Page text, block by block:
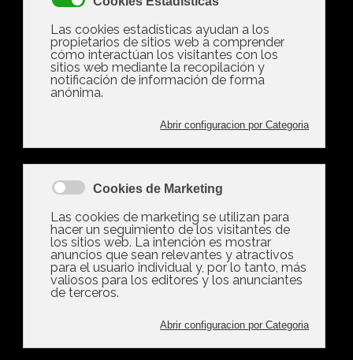
comunidades de vecinos
pueden prohibir la presencia de
mascotas en la vivienda
normas de convivencia deben estar recogidas en
unanimidad
Tres años después de la aprobación de la Ley de
Bienestar Animal la tenencia de mascotas en
pisos sigue generando dudas entre los
propietarios. Dicha norma reconoce a los
animales como "seres sintientes" y refuerza el
derecho a tenerlos bien atendidos en un